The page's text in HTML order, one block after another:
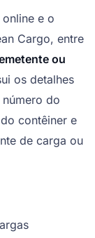
e o
Cargo, entre
ou
os detalhes
do
contêiner e
de carga ou